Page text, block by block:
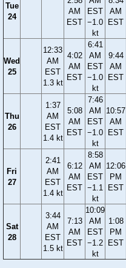
Tue
24
AM
EST
EST
−1.0
kt
AM
EST
Wed
25
12:33
AM
EST
1.3 kt
4:02
AM
EST
6:41
AM
EST
−1.0
kt
9:44
AM
EST
Thu
26
1:37
AM
EST
1.4 kt
5:08
AM
EST
7:46
AM
EST
−1.0
kt
10:57
AM
EST
Fri
27
2:41
AM
EST
1.4 kt
6:12
AM
EST
8:58
AM
EST
−1.1
kt
12:06
PM
EST
Sat
28
3:44
AM
EST
1.5 kt
7:13
AM
EST
10:09
AM
EST
−1.2
kt
1:08
PM
EST